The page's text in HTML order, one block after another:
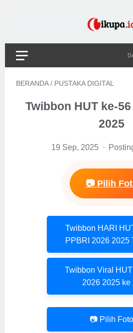
BERANDA / PUSTAKA DIGITAL
Twibbon HUT ke-
2025
19 Sep, 2025
📷 Pilih
Twibbon HARI
PPBRI 2026 2025
Twibbon Viral HUT
2026 2025 ke
📷 Pilih Foto